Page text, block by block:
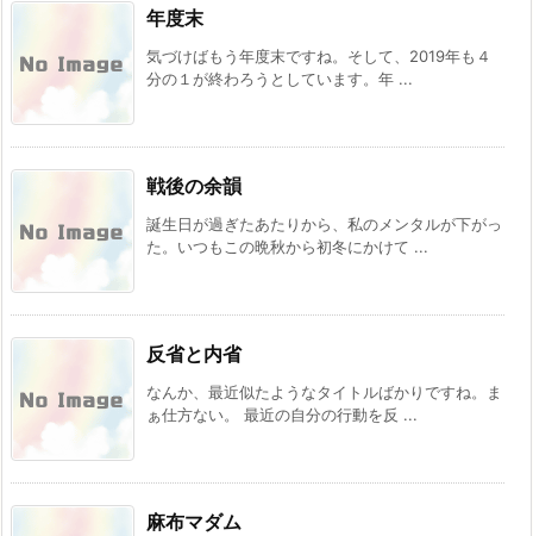
年度末
気づけばもう年度末ですね。そして、2019年も４
分の１が終わろうとしています。年 ...
戦後の余韻
誕生日が過ぎたあたりから、私のメンタルが下がっ
た。いつもこの晩秋から初冬にかけて ...
反省と内省
なんか、最近似たようなタイトルばかりですね。ま
ぁ仕方ない。 最近の自分の行動を反 ...
麻布マダム